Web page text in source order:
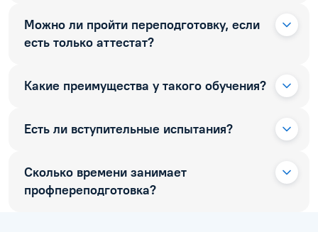
Можно ли пройти переподготовку, если
есть только аттестат?
Какие преимущества у такого обучения?
Есть ли вступительные испытания?
Сколько времени занимает
профпереподготовка?